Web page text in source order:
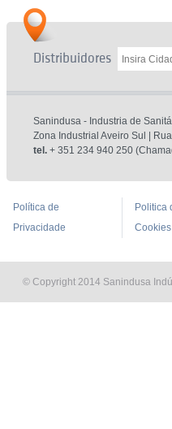
Distribuidores
Sanindusa - Industria de
Zona Industrial Aveiro Sul |
tel. + 351 234 940 250
Política de
Privacidade
Politica
Cookies
© Copyright 2014 Sanindusa